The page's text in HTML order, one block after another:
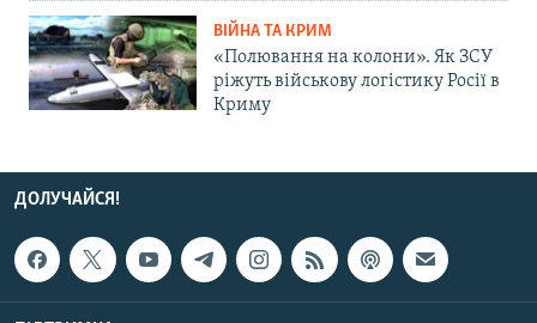
ВІЙНА ТА КРИМ
«Полювання на колони». Як ЗСУ
ріжуть військову логістику Росії в
Криму
ДОЛУЧАЙСЯ!